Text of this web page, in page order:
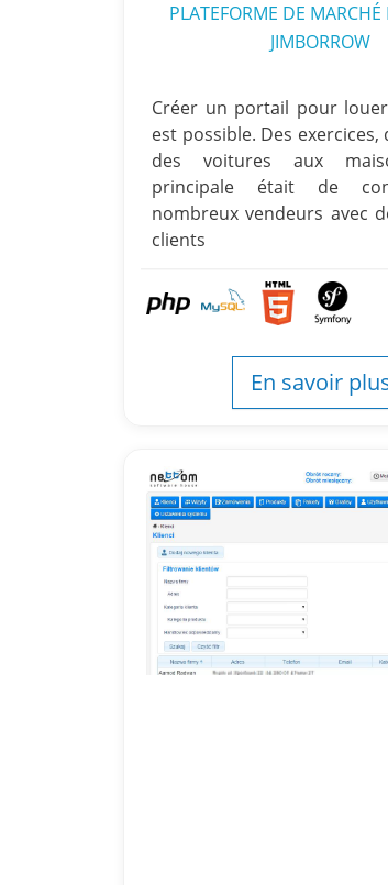
PLATEFORME DE
JIMBORROW
Créer un portail pour
est possible. Des exercices,
des voitures aux
principale était de
nombreux vendeurs avec
clients
En savoir